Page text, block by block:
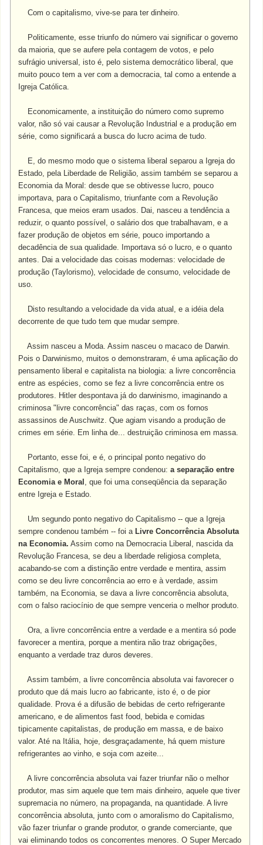
Com o capitalismo, vive-se para ter dinheiro.
Politicamente, esse triunfo do número vai significar o governo
da maioria, que se aufere pela contagem de votos, e pelo
sufrágio universal, isto é, pelo sistema democrático liberal, que
muito pouco tem a ver com a democracia, tal como a entende a
Igreja Católica.
Economicamente, a instituição do número como supremo
valor, não só vai causar a Revolução Industrial e a produção em
série, como significará a busca do lucro acima de tudo.
E, do mesmo modo que o sistema liberal separou a Igreja do
Estado, pela Liberdade de Religião, assim também se separou a
Economia da Moral: desde que se obtivesse lucro, pouco
importava, para o Capitalismo, triunfante com a Revolução
Francesa, que meios eram usados. Dai, nasceu a tendência a
reduzir, o quanto possível, o salário dos que trabalhavam, e a
fazer produção de objetos em série, pouco importando a
decadência de sua qualidade. Importava só o lucro, e o quanto
antes. Dai a velocidade das coisas modernas: velocidade de
produção (Taylorismo), velocidade de consumo, velocidade de
uso.
Disto resultando a velocidade da vida atual, e a idéia dela
decorrente de que tudo tem que mudar sempre.
Assim nasceu a Moda. Assim nasceu o macaco de Darwin.
Pois o Darwinismo, muitos o demonstraram, é uma aplicação do
pensamento liberal e capitalista na biologia: a livre concorrência
entre as espécies, como se fez a livre concorrência entre os
produtores. Hitler despontava já do darwinismo, imaginando a
criminosa "livre concorrência" das raças, com os fornos
assassinos de Auschwitz. Que agiam visando a produção de
crimes em série. Em linha de... destruição criminosa em massa.
Portanto, esse foi, e é, o principal ponto negativo do
Capitalismo, que a Igreja sempre condenou:a separação entre
Economia e Moral , que foi uma conseqüência da separação
entre Igreja e Estado.
Um segundo ponto negativo do Capitalismo -- que a Igreja
sempre condenou também -- foi a Livre Concorrência Absoluta
na Economia. Assim como na Democracia Liberal, nascida da
Revolução Francesa, se deu a liberdade religiosa completa,
acabando-se com a distinção entre verdade e mentira, assim
como se deu livre concorrência ao erro e à verdade, assim
também, na Economia, se dava a livre concorrência absoluta,
com o falso raciocínio de que sempre venceria o melhor produto.
Ora, a livre concorrência entre a verdade e a mentira só pode
favorecer a mentira, porque a mentira não traz obrigações,
enquanto a verdade traz duros deveres.
Assim também, a livre concorrência absoluta vai favorecer o
produto que dá mais lucro ao fabricante, isto é, o de pior
qualidade. Prova é a difusão de bebidas de certo refrigerante
americano, e de alimentos fast food, bebida e comidas
tipicamente capitalistas, de produção em massa, e de baixo
valor. Até na Itália, hoje, desgraçadamente, há quem misture
refrigerantes ao vinho, e soja com azeite...
A livre concorrência absoluta vai fazer triunfar não o melhor
produtor, mas sim aquele que tem mais dinheiro, aquele que tiver
supremacia no número, na propaganda, na quantidade. A livre
concorrência absoluta, junto com o amoralismo do Capitalismo,
vão fazer triunfar o grande produtor, o grande comerciante, que
vai eliminando todos os concorrentes menores. O Super Mercado